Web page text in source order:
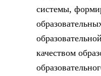
системы,
качеством